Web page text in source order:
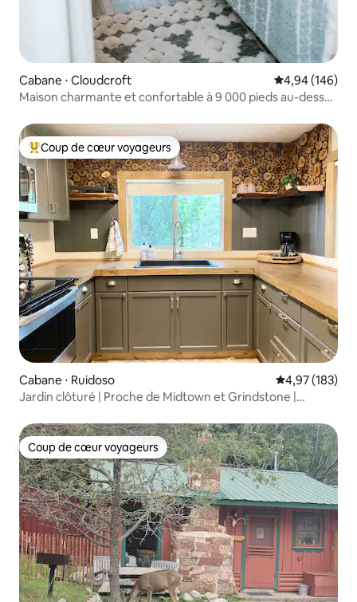
Cabane ⋅ Cloudcroft Évaluation
4,94 (146)
Maison charmante et confortable à 9 000 pieds au-dessus
Coups de cœur voyageurs les plus appréciés
Coup de cœur voyageurs
Cabane ⋅ Ruidoso Évaluation
4,97 (183)
Jardin clôturé | Proche de Midtown et Grindstone |
Coup de cœur voyageurs
Coup de cœur voyageurs